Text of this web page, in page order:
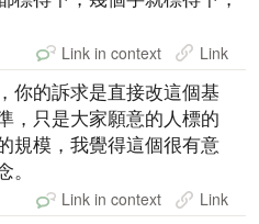
Link in context Link
你的訴求是直接改這個基
，只是大家願意的人標的
規模，我覺得這個很有意
Link in context Link